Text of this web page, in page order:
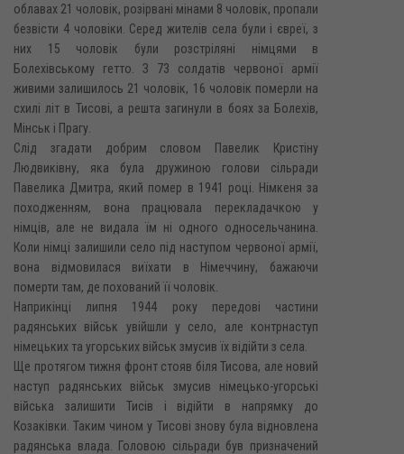
облавах 21 чоловік, розірвані мінами 8 чоловік, пропали
безвісти 4 чоловіки. Серед жителів села були і євреї, з
них 15 чоловік були розстріляні німцями в
Болехівському гетто. З 73 солдатів червоної армії
живими залишилось 21 чоловік, 16 чоловік померли на
схилі літ в Тисові, а решта загинули в боях за Болехів,
Мінськ і Прагу.
Слід згадати добрим словом Павелик Кристіну
Людвиківну, яка була дружиною голови сільради
Павелика Дмитра, який помер в 1941 році. Німкеня за
походженням, вона працювала перекладачкою у
німців, але не видала їм ні одного односельчанина.
Коли німці залишили село під наступом червоної армії,
вона відмовилася виїхати в Німеччину, бажаючи
померти там, де похований її чоловік.
Наприкінці липня 1944 року передові частини
радянських військ увійшли у село, але контрнаступ
німецьких та угорських військ змусив їх відійти з села.
Ще протягом тижня фронт стояв біля Тисова, але новий
наступ радянських військ змусив німецько-угорські
війська залишити Тисів і відійти в напрямку до
Козаківки. Таким чином у Тисові знову була відновлена
радянська влада. Головою сільради був призначений